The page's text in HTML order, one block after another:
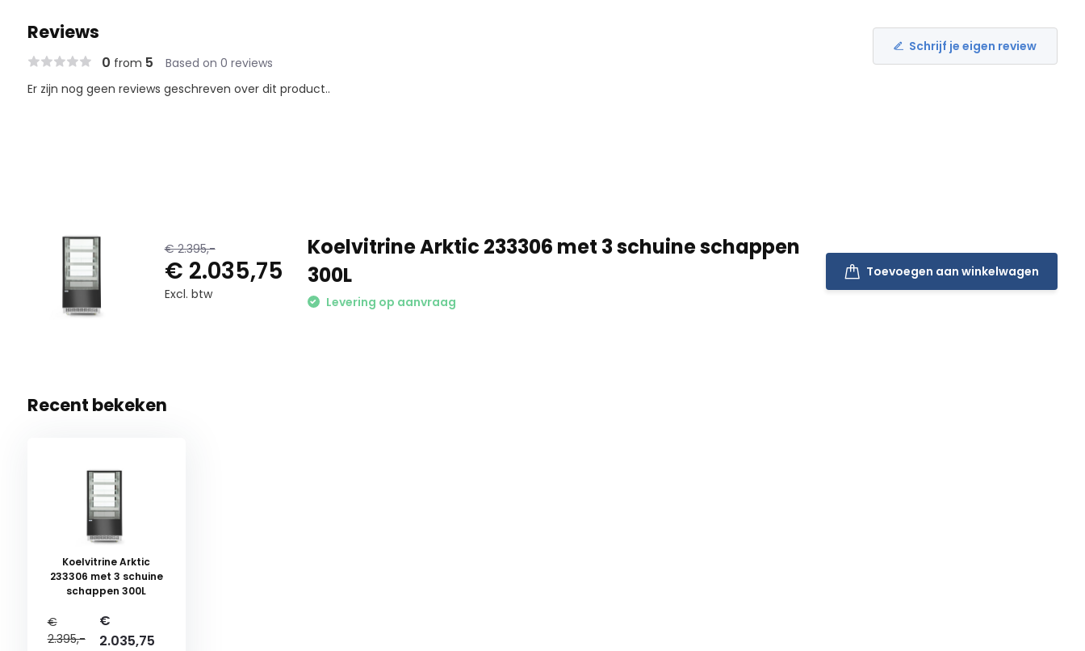
Reviews
0 from 5 Based on 0 reviews
Schrijf je eigen review
Er zijn nog geen reviews geschreven over dit product..
€ 2.395,-
€ 2.035,75
Excl. btw
Koelvitrine Arktic 233306 met 3 schuine schappen
300L
Levering op aanvraag
Toevoegen aan winkelwagen
Recent bekeken
Koelvitrine Arktic
233306 met 3 schuine
schappen 300L
€
2.395,-
€
2.035,75